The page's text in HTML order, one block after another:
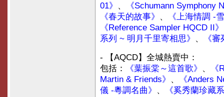
01》 、
《Schumann Symphony
《春天的故事》 、
《上海情調 -
《Reference Sampler HQCD II》
系列 ~ 明月千里寄相思》 、
《
- 【AQCD】全城熱賣中：
包括：
《葉振棠～這首歌》 、 《
Martin & Friends》 、
《Anders
儀 -粵調名曲》 、
《奚秀蘭珍藏